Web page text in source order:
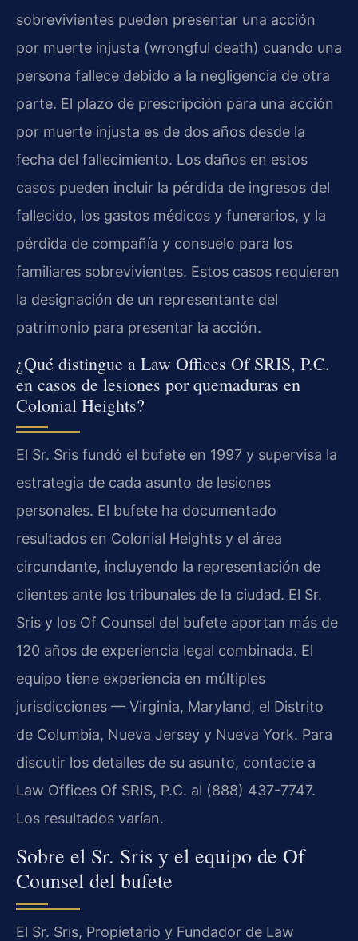
sobrevivientes pueden presentar una acción
por muerte injusta (wrongful death) cuando una
persona fallece debido a la negligencia de otra
parte. El plazo de prescripción para una acción
por muerte injusta es de dos años desde la
fecha del fallecimiento. Los daños en estos
casos pueden incluir la pérdida de ingresos del
fallecido, los gastos médicos y funerarios, y la
pérdida de compañía y consuelo para los
familiares sobrevivientes. Estos casos requieren
la designación de un representante del
patrimonio para presentar la acción.
¿Qué distingue a Law Offices Of SRIS, P.C.
en casos de lesiones por quemaduras en
Colonial Heights?
El Sr. Sris fundó el bufete en 1997 y supervisa la
estrategia de cada asunto de lesiones
personales. El bufete ha documentado
resultados en Colonial Heights y el área
circundante, incluyendo la representación de
clientes ante los tribunales de la ciudad. El Sr.
Sris y los Of Counsel del bufete aportan más de
120 años de experiencia legal combinada. El
equipo tiene experiencia en múltiples
jurisdicciones — Virginia, Maryland, el Distrito
de Columbia, Nueva Jersey y Nueva York. Para
discutir los detalles de su asunto, contacte a
Law Offices Of SRIS, P.C. al (888) 437-7747.
Los resultados varían.
Sobre el Sr. Sris y el equipo de Of
Counsel del bufete
El Sr. Sris, Propietario y Fundador de Law